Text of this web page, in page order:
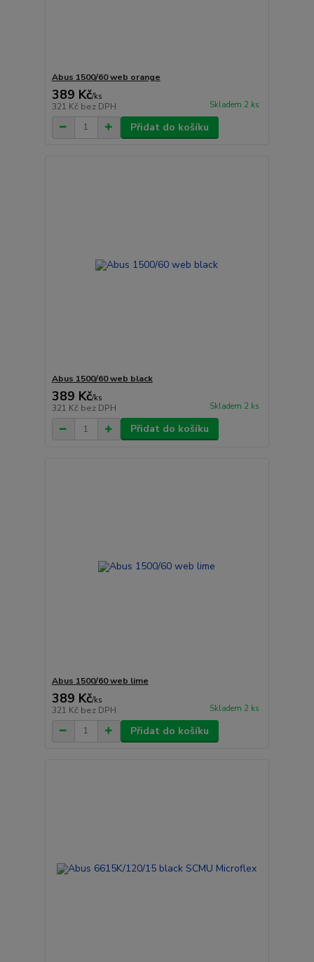
Abus 1500/60 web orange
389 Kč/ks
321 Kč bez DPH Skladem 2 ks
Přidat do košíku
Abus 1500/60 web black
389 Kč/ks
321 Kč bez DPH Skladem 2 ks
Přidat do košíku
Abus 1500/60 web lime
389 Kč/ks
321 Kč bez DPH Skladem 2 ks
Přidat do košíku